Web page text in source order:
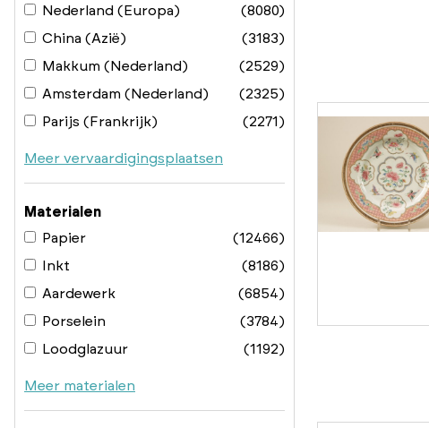
Nederland (Europa)
(8080)
China (Azië)
(3183)
Makkum (Nederland)
(2529)
Amsterdam (Nederland)
(2325)
Parijs (Frankrijk)
(2271)
Meer vervaardigingsplaatsen
Materialen
Papier
(12466)
Inkt
(8186)
Aardewerk
(6854)
Porselein
(3784)
Loodglazuur
(1192)
Meer materialen